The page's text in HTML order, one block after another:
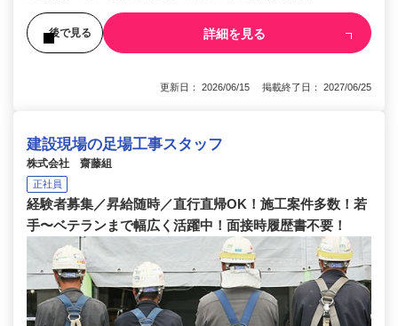
後で見る 詳細を見る
更新日： 2026/06/15 掲載終了日： 2027/06/25
建設現場の足場工事スタッフ
株式会社 齋藤組
正社員
経験者募集／昇給随時／直行直帰OK！施工案件多数！若
手〜ベテランまで幅広く活躍中！面接時履歴書不要！